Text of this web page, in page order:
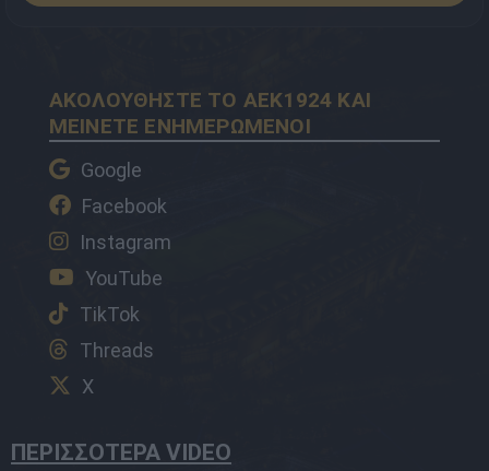
ΑΚΟΛΟΥΘΗΣΤΕ ΤΟ AEK1924 ΚΑΙ
ΜΕΙΝΕΤΕ ΕΝΗΜΕΡΩΜΕΝΟΙ
Google
Facebook
Instagram
YouTube
TikTok
Threads
X
ΠΕΡΙΣΣΟΤΕΡΑ VIDEO